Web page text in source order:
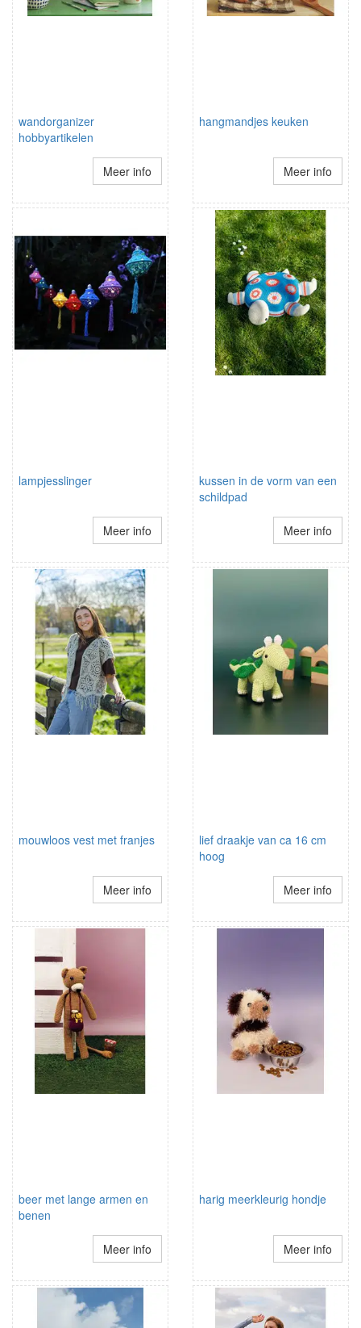
wandorganizer
hobbyartikelen
Meer info
hangmandjes keuken
Meer info
lampjesslinger
Meer info
kussen in de vorm van een
schildpad
Meer info
mouwloos vest met franjes
Meer info
lief draakje van ca 16 cm
hoog
Meer info
beer met lange armen en
benen
Meer info
harig meerkleurig hondje
Meer info